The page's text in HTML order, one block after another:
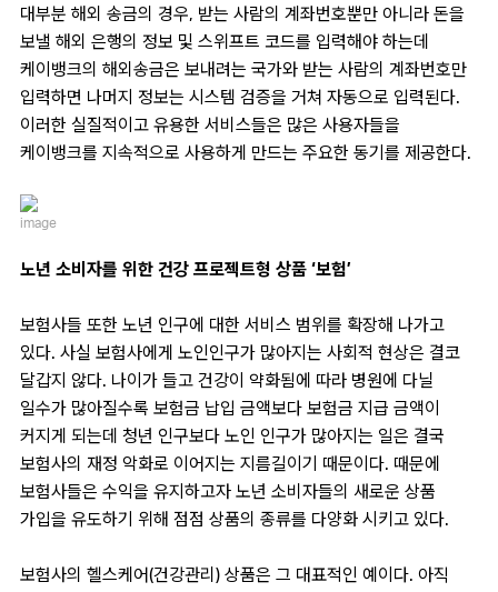
대부분 해외 송금의 경우, 받는 사람의 계좌번호뿐만 아니라 돈을
보낼 해외 은행의 정보 및 스위프트 코드를 입력해야 하는데
케이뱅크의 해외송금은 보내려는 국가와 받는 사람의 계좌번호만
입력하면 나머지 정보는 시스템 검증을 거쳐 자동으로 입력된다.
이러한 실질적이고 유용한 서비스들은 많은 사용자들을
케이뱅크를 지속적으로 사용하게 만드는 주요한 동기를 제공한다.
image
노년 소비자를 위한 건강 프로젝트형 상품 ‘보험’
보험사들 또한 노년 인구에 대한 서비스 범위를 확장해 나가고
있다. 사실 보험사에게 노인인구가 많아지는 사회적 현상은 결코
달갑지 않다. 나이가 들고 건강이 약화됨에 따라 병원에 다닐
일수가 많아질수록 보험금 납입 금액보다 보험금 지급 금액이
커지게 되는데 청년 인구보다 노인 인구가 많아지는 일은 결국
보험사의 재정 악화로 이어지는 지름길이기 때문이다. 때문에
보험사들은 수익을 유지하고자 노년 소비자들의 새로운 상품
가입을 유도하기 위해 점점 상품의 종류를 다양화 시키고 있다.
보험사의 헬스케어(건강관리) 상품은 그 대표적인 예이다. 아직